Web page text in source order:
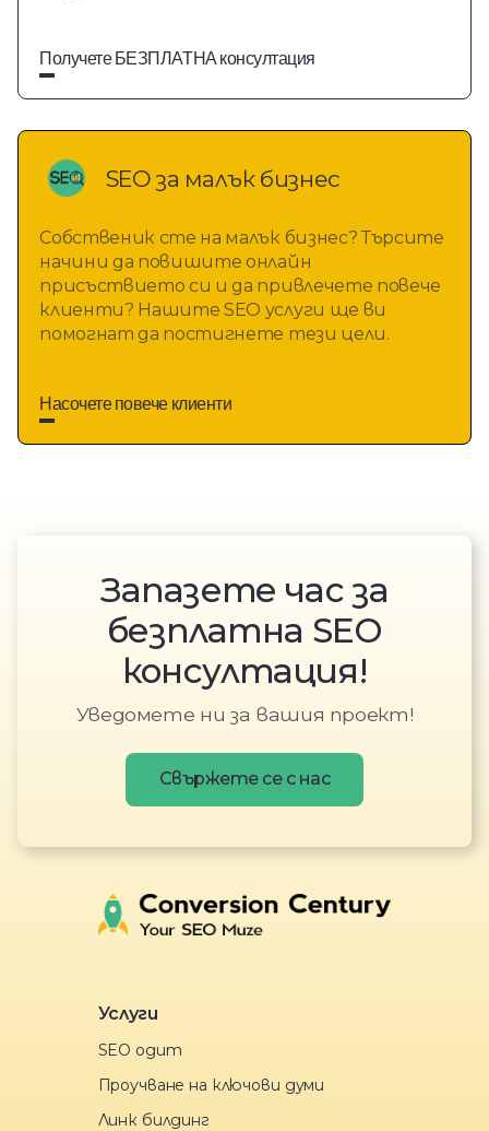
Получете БЕЗПЛАТНА консултация
SEO за малък бизнес
Собственик сте на малък бизнес? Търсите
начини да повишите онлайн
присъствието си и да привлечете повече
клиенти? Нашите SEO услуги ще ви
помогнат да постигнете тези цели.
Насочете повече клиенти
Запазете час за
безплатна SEO
консултация!
Уведомете ни за вашия проект!
Свържете се с нас
Услуги
SEO одит
Проучване на ключови думи
Линк билдинг